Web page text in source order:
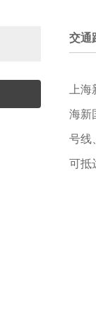
交通
上
海新
号线
可抵